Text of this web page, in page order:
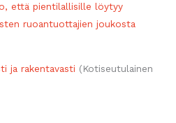
että pientilallisille löytyy
ruoantuottajien joukosta
ja rakentavasti (Kotiseutulainen